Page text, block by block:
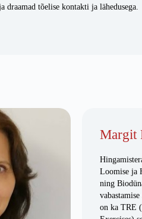
draamad tõelise kontakti ja lähedusega.
Margit
Loomise ja
ning
on ka TRE